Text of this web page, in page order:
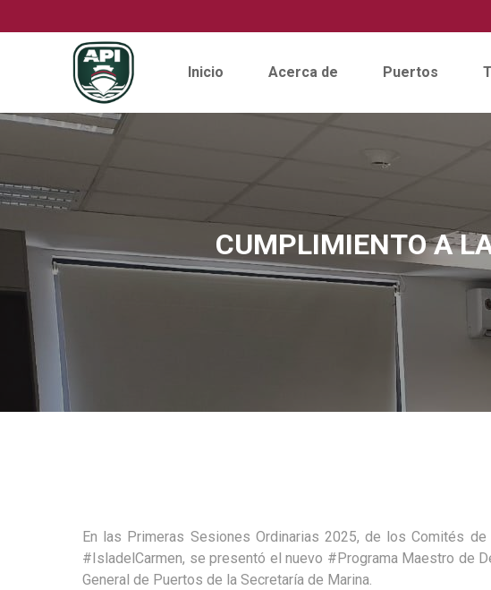
Skip
Inicio Acerca de Puertos
CUMPLIMIENTO A
En las Primeras Sesiones Ordinarias 2025, de los Comités
#IsladelCarmen, se presentó el nuevo #ProgramaMaestro de
General de Puertos de la Secretaría de Marina.